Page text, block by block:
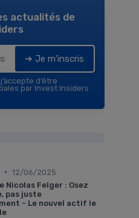
actualités de
➔ Je m'inscris
d’être
par Invest Insiders
• 12/06/2025
Nicolas Felger : Osez
pas juste
- Le nouvel actif le